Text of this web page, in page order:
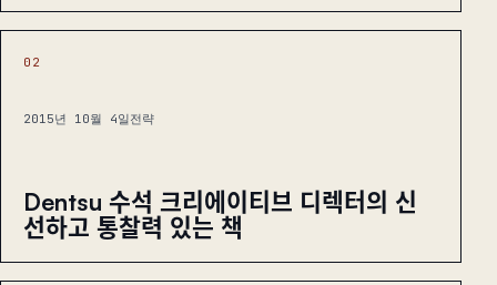
02
2015년 10월 4일전략
Dentsu 수석 크리에이티브 디렉터의 신
선하고 통찰력 있는 책